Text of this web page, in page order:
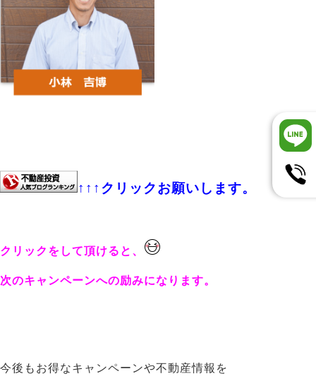
↑↑↑クリックお願いします。
クリックをして頂けると、
次のキャンペーンへの励みになります。
今後もお得なキャンペーンや不動産情報を